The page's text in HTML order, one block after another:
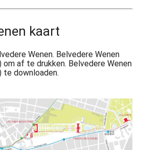
kaart
Wenen. Belvedere Wenen
om af te drukken. Belvedere Wenen
te downloaden.